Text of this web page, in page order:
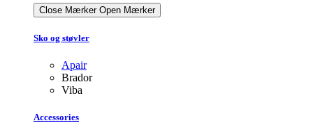
Close Mærker Open Mærker
Sko og støvler
Apair
Brador
Viba
Accessories